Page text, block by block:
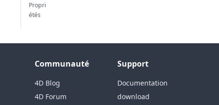
Propri
étés
Communauté
4D Blog
4D Forum
Support
Documentation
download